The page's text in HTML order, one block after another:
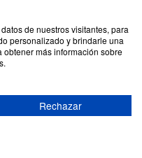
drets reservats
C/Padilla 155
de cookies|
de nuestros visitantes, para
personalizado y brindarle una
más información sobre
Rechazar